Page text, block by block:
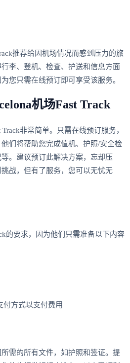
推荐给因机场情况而感到压力的旅
李、登机、检查、护送和信息方面
您只需在线预订即可享受该服务。
机场Fast Track
非常简单。只需在线预订服务，
们将帮助您完成值机、护照/安全检
。建议预订此解决方案，忘却压
战，但有了服务，您可以无忧无
的要求，因为他们只需准备以下内容
付方式以支付费用
需的所有文件，如护照和签证。提